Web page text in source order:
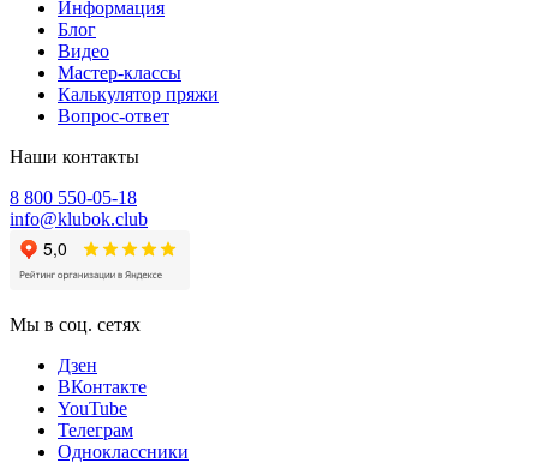
Информация
Блог
Видео
Мастер-классы
Калькулятор пряжи
Вопрос-ответ
Наши контакты
8 800 550-05-18
info@klubok.club
Мы в соц. сетях
Дзен
ВКонтакте
YouTube
Телеграм
Одноклассники